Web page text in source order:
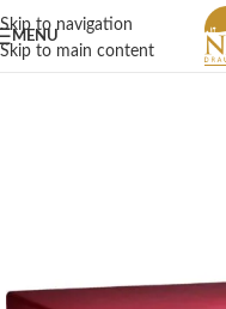
Skip to navigation
Skip to main content
MENU